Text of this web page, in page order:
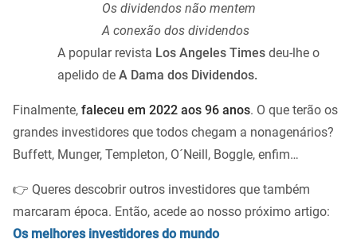
Os dividendos não mentem
A conexão dos dividendos
A popular revista Los Angeles Times deu-lhe o
apelido de A Dama dos Dividendos.
Finalmente, faleceu em 2022 aos 96 anos. O que terão os
grandes investidores que todos chegam a nonagenários?
Buffett, Munger, Templeton, O´Neill, Boggle, enfim…
👉 Queres descobrir outros investidores que também
marcaram época. Então, acede ao nosso próximo artigo:
Os melhores investidores do mundo